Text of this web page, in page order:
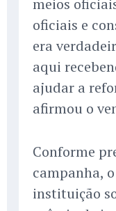
meios
oficiais e
era
aqui
ajudar a
afirmou o
Conforme
campanha,
instituição